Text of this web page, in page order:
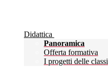
Didattica
Panoramica
Offerta formativa
I progetti delle classi